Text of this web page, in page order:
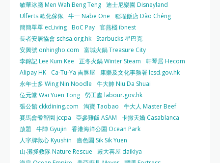
敏華冰廳 Men Wah Beng Teng 迪士尼樂園 Disneyland
Ulferts 歐化傢俬 牛一 Nabe One
稻埕飯店 Dào Chéng
簡簡單單 ecLiving BoC Pay 官燕棧 ibnest
長者安居協會 schsa.org.hk
Starbucks 星巴克
安興號 onhingho.com
富城火鍋 Treasure City
李錦記 Lee Kum Kee
正冬火鍋 Winter Steam
軒琴居 Hecom
Alipay HK
Ca-Tu-Ya 吉豚屋
康樂及文化事務署 lcsd.gov.hk
永年士多 Wing Nin Noodle
牛大帥 Niu Da Shuai
位元堂 Wai Yuen Tong 勞工處 labour.gov.hk
張公館 ckkdining.com
淘寶 Taobao
牛大人 Master Beef
賽馬會耆智園 jccpa
亞參雞飯 ASAM
卡撒天嬌 Casablanca
放題
牛陣 Gyujin
香港海洋公園 Ocean Park
人字牌救心 Kyushin
嗇色園 Sik Sik Yuen
山‧灘拯救隊 Nature Rescue
殿大喜屋 daikiya